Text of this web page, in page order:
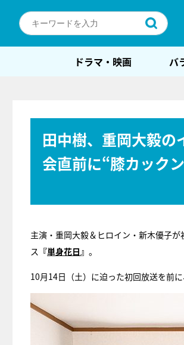
ドラマ・映画 バ
田中樹、重岡大毅の
会直前に“膝カック
主演・重岡大毅＆ヒロイン・新木優子
ス 『単身花日』 。
10月14日（土）に迫った初回放送を前